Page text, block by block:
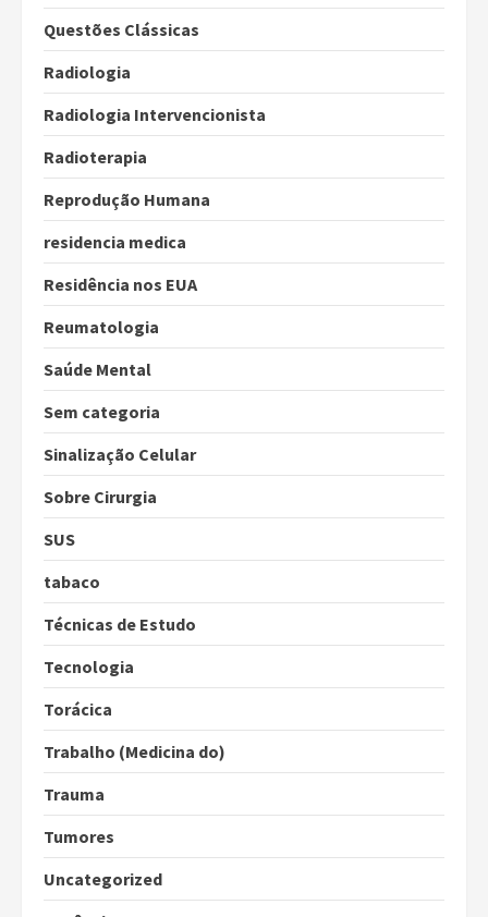
Questões Clássicas
Radiologia
Radiologia Intervencionista
Radioterapia
Reprodução Humana
residencia medica
Residência nos EUA
Reumatologia
Saúde Mental
Sem categoria
Sinalização Celular
Sobre Cirurgia
SUS
tabaco
Técnicas de Estudo
Tecnologia
Torácica
Trabalho (Medicina do)
Trauma
Tumores
Uncategorized